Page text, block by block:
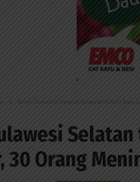
» Banjir Sulawesi Selatan terparah Dalam Satu
30 Orang